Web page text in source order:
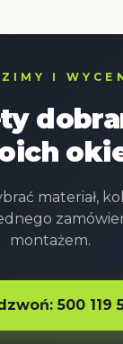
I
materiał,
montażem.
500 119